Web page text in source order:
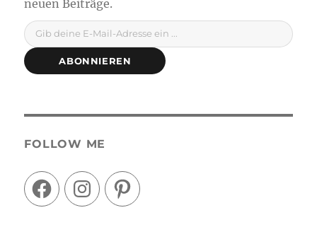
Gib deine E-Mail-Adresse ein ...
ABONNIEREN
FOLLOW ME
FacebookInstagramPinterest